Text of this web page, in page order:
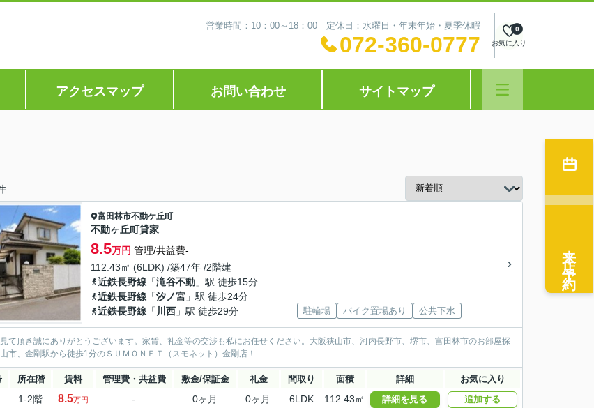
営業時間：10：00～18：00 定休日：水曜日・年末年始・夏季休暇
072-360-0777 お気に入り
0
アクセスマップ お問い合わせ サイトマップ
富田林市不動ケ丘町
不動ヶ丘町貸家
8.5万円 管理/共益費-
112.43㎡ (6LDK) /築47年 /2階建
近鉄長野線 「滝谷不動 」駅 徒歩15分
近鉄長野線 「汐ノ宮 」駅 徒歩24分
近鉄長野線 「 川西 」駅 徒歩29分 駐輪場 バイク置場あり 公共下水
て頂き誠にありがとうございます。家賃、礼金等の交渉も私にお任せください。大阪狭山市、河内長野市、堺市、富田林市のお部屋探
市、金剛駅から徒歩1分のＳＵＭＯＮＥＴ（スモネット）金剛店！
所在階 賃料 管理費・共益費 敷金/保証金 礼金 間取り 面積 詳細 お気に入り
1-2階 8.5万円 - 0ヶ月 0ヶ月 6LDK 112.43㎡ 詳細を見る 追加する
来店予約